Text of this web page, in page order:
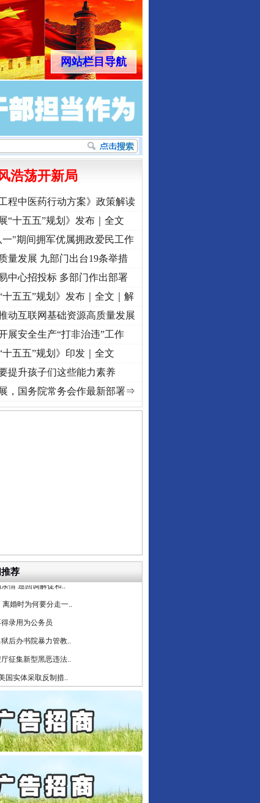
网站栏目导航
征程丨红船起航处 潮起..·[视频]一首歌的时间，读懂乐至的“诗与远方”
浩荡开新局
程中医药行动方案》政策解读
“十五五”规划》发布｜全文
"期间拥军优属拥政爱民工作
量发展 九部门出台19条举措
中心招投标 多部门作出部署
十五五”规划》发布｜全文｜解
动互联网基础资源高质量发展
展安全生产“打非治违”工作
十五五”规划》印发｜全文
提升孩子们这些能力素养
，国务院常务会作最新部署⇒
荐
情 巡回调解促和..
离婚时为何要分走一..
录用为公务员
后办书院暴力管教..
征集新型黑恶违法..
国实体采取反制措..
对外贸易国家安全..
”到“全额执行”
疑难复杂刑事案件
伤，四川省安委会挂..
车群死群伤事故多发..
别两宽：这场老年..
法官巧妙执行解纠纷